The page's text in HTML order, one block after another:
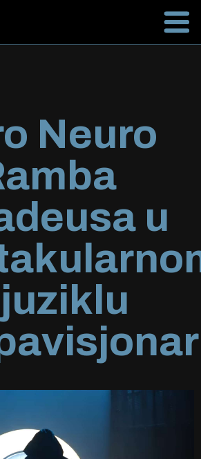
Neuro
u